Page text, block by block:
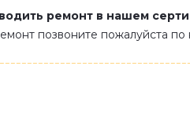
ремонт в нашем
позвоните пожалуйста